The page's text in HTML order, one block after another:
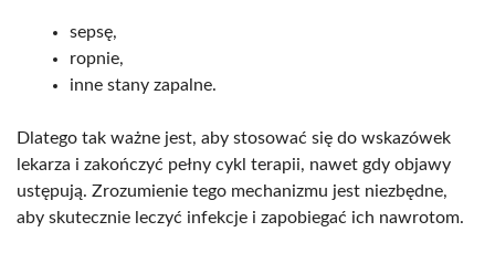
sepsę,
ropnie,
inne stany zapalne.
Dlatego tak ważne jest, aby stosować się do wskazówek
lekarza i zakończyć pełny cykl terapii, nawet gdy objawy
ustępują. Zrozumienie tego mechanizmu jest niezbędne,
aby skutecznie leczyć infekcje i zapobiegać ich nawrotom.